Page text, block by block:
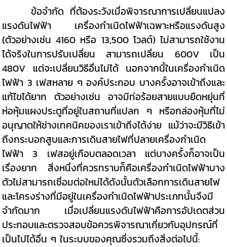
ข้อจำกัด ที่ต้องระวังเมื่อพิจารณาการเปลี่ยนแปลง
แรงดันไฟฟ้า เครื่องกำเนิดไฟฟ้าเฉพาะหรือแรงดันสูง
(ตัวอย่างเช่น 4160 หรือ 13,500 โวลต์) ไม่สามารถใช้งาน
ได้จริงในการปรับเปลี่ยน สามารถเปลี่ยน 600V เป็น
480V แต่จะเปลี่ยนวิธีอื่นไม่ได้ นอกจากนี้ในเครื่องกำเนิด
ไฟฟ้า 3 เฟสหลาย ๆ องค์ประกอบ บางครั้งอาจเข้าถึงและ
แก้ไขได้ยาก ตัวอย่างเช่น อาจมีท่อร้อยสายแบบยืดหยุ่นที่
ห่อหุ้มแผงประตูที่อยู่ในสถานที่แปลก ๆ หรือกล่องหุ้มที่ไม่
อนุญาตให้ช่างเทคนิคของเราเข้าถึงได้ง่าย แม้ว่าจะมีวิธีเข้า
ถึงกระบอกสูบและการเดินสายไฟที่ปลายเครื่องกำเนิด
ไฟฟ้า 3 เฟสอยู่เกือบตลอดเวลา แต่บางครั้งก็อาจเป็น
เรื่องยาก สิ่งหนึ่งที่ควรทราบก็คือเครื่องกำเนิดไฟฟ้าบาง
ตัวไม่สามารถเชื่อมต่อใหม่ได้ดังนั้นตัวเลือกการเดินสายไฟ
และโครงร่างที่มีอยู่ในเครื่องกำเนิดไฟฟ้าประเภทนั้นจึงมี
จำกัดมาก เมื่อเปลี่ยนแรงดันไฟฟ้าคือการอัปเดตส่วน
ประกอบและตรวจสอบข้อควรพิจารณาเกี่ยวกับอุปกรณ์ที่
เป็นไปได้อื่น ๆ ในระบบของคุณซึ่งรวมถึงสิ่งต่อไปนี้: